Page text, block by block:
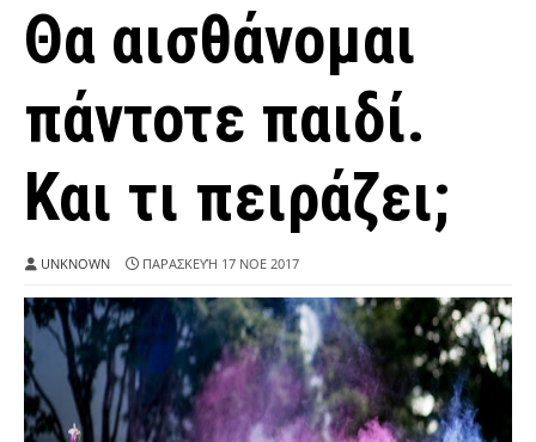
Θα αισθάνομαι
πάντοτε παιδί.
Και τι πειράζει;
UNKNOWN ΠΑΡΑΣΚΕΥΉ 17 ΝΟΕ 2017